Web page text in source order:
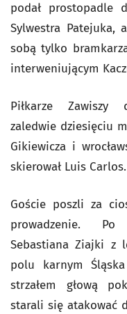
podał prostopadle
Sylwestra Patejuka,
sobą tylko
interweniującym
Piłkarze Zawiszy
zaledwie dziesięciu
Gikiewicza i
skierował Luis Carlos.
Goście poszli za
prowadzenie. Po
Sebastiana Ziajki z
polu karnym
strzałem głową
starali się atakować